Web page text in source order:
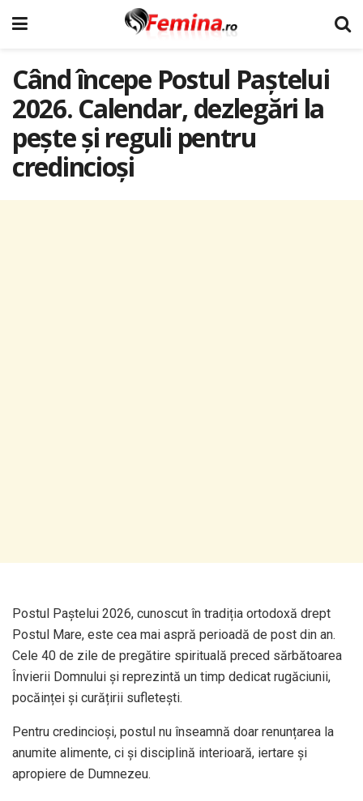
Când începe Postul Paștelui
2026. Calendar, dezlegări la
pește și reguli pentru
credincioși
Postul Paștelui 2026, cunoscut în tradiția ortodoxă drept
Postul Mare, este cea mai aspră perioadă de post din an.
Cele 40 de zile de pregătire spirituală preced sărbătoarea
Învierii Domnului și reprezintă un timp dedicat rugăciunii,
pocăinței și curățirii sufletești.
Pentru credincioși, postul nu înseamnă doar renunțarea la
anumite alimente, ci și disciplină interioară, iertare și
apropiere de Dumnezeu.